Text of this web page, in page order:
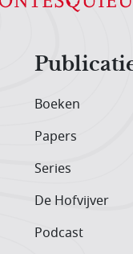
Boeken
Papers
Series
De Hofvijver
Podcast